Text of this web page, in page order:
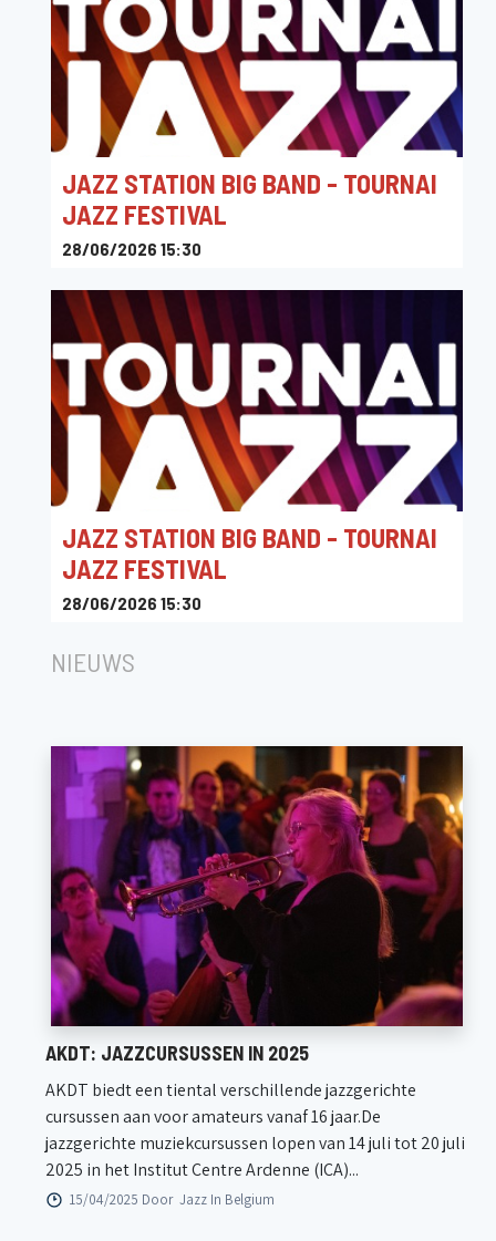
JAZZ STATION BIG BAND - TOURNAI
JAZZ FESTIVAL
28/06/2026 15:30
JAZZ STATION BIG BAND - TOURNAI
JAZZ FESTIVAL
28/06/2026 15:30
NIEUWS
AKDT: JAZZCURSUSSEN IN 2025
AKDT biedt een tiental verschillende jazzgerichte
cursussen aan voor amateurs vanaf 16 jaar.De
jazzgerichte muziekcursussen lopen van 14 juli tot 20 juli
2025 in het Institut Centre Ardenne (ICA)...
15/04/2025 Door Jazz In Belgium